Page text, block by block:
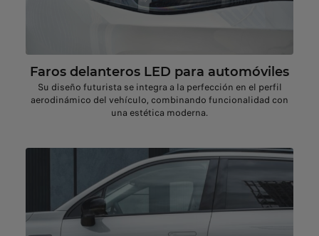
Faros delanteros LED para automóviles
Su diseño futurista se integra a la perfección en el perfil
aerodinámico del vehículo, combinando funcionalidad con
una estética moderna.